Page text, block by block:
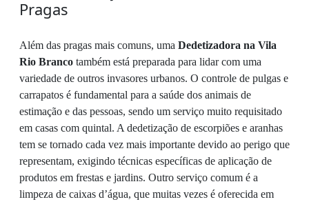
Pragas
Além das pragas mais comuns, uma Dedetizadora na Vila
Rio Branco também está preparada para lidar com uma
variedade de outros invasores urbanos. O controle de pulgas e
carrapatos é fundamental para a saúde dos animais de
estimação e das pessoas, sendo um serviço muito requisitado
em casas com quintal. A dedetização de escorpiões e aranhas
tem se tornado cada vez mais importante devido ao perigo que
representam, exigindo técnicas específicas de aplicação de
produtos em frestas e jardins. Outro serviço comum é a
limpeza de caixas d’água, que muitas vezes é oferecida em